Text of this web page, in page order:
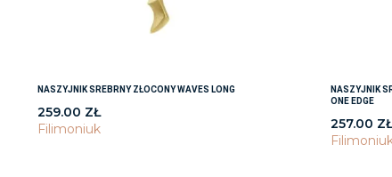
NASZYJNIK SREBRNY ZŁOCONY WAVES LONG
259.00 ZŁ
Filimoniuk
NASZYJNIK
ONE EDGE
257.00 ZŁ